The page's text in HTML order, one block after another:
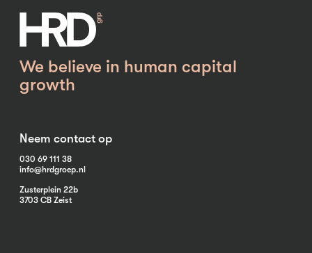
We believe in human capital
growth
Neem contact op
030 69 111 38
info@hrdgroep.nl
Zusterplein 22b
3703 CB Zeist